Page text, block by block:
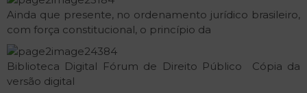
Ainda que presente, no ordenamento jurídico brasileiro,
com força constitucional, o princípio da
Biblioteca Digital Fórum de Direito Público ­ Cópia da
versão digital